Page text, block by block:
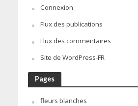
Connexion
Flux des publications
Flux des commentaires
Site de WordPress-FR
Pages
fleurs blanches